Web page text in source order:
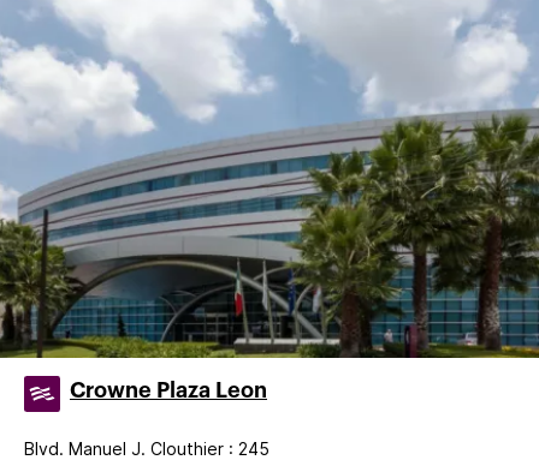
Crowne Plaza Leon
Blvd. Manuel J. Clouthier : 245